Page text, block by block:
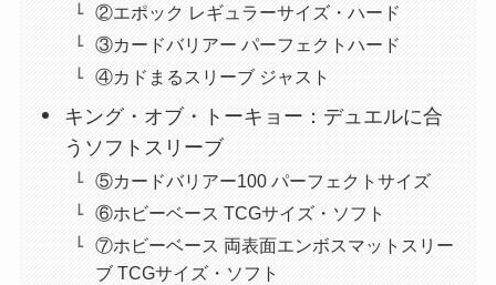
②エポック レギュラーサイズ・ハード
③カードバリアー パーフェクトハード
④カドまるスリーブ ジャスト
キング・オブ・トーキョー：デュエルに合
うソフトスリーブ
⑤カードバリアー100 パーフェクトサイズ
⑥ホビーベース TCGサイズ・ソフト
⑦ホビーベース 両表面エンボスマットスリー
ブ TCGサイズ・ソフト